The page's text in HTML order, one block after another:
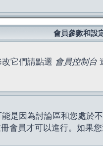
會員參數和設
它們請點選 會員控制台
是因為討論區和您處於
會員才可以進行。如果